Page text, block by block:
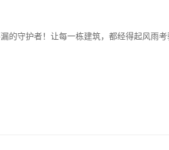
的守护者！让每一栋建筑，都经得起风雨考